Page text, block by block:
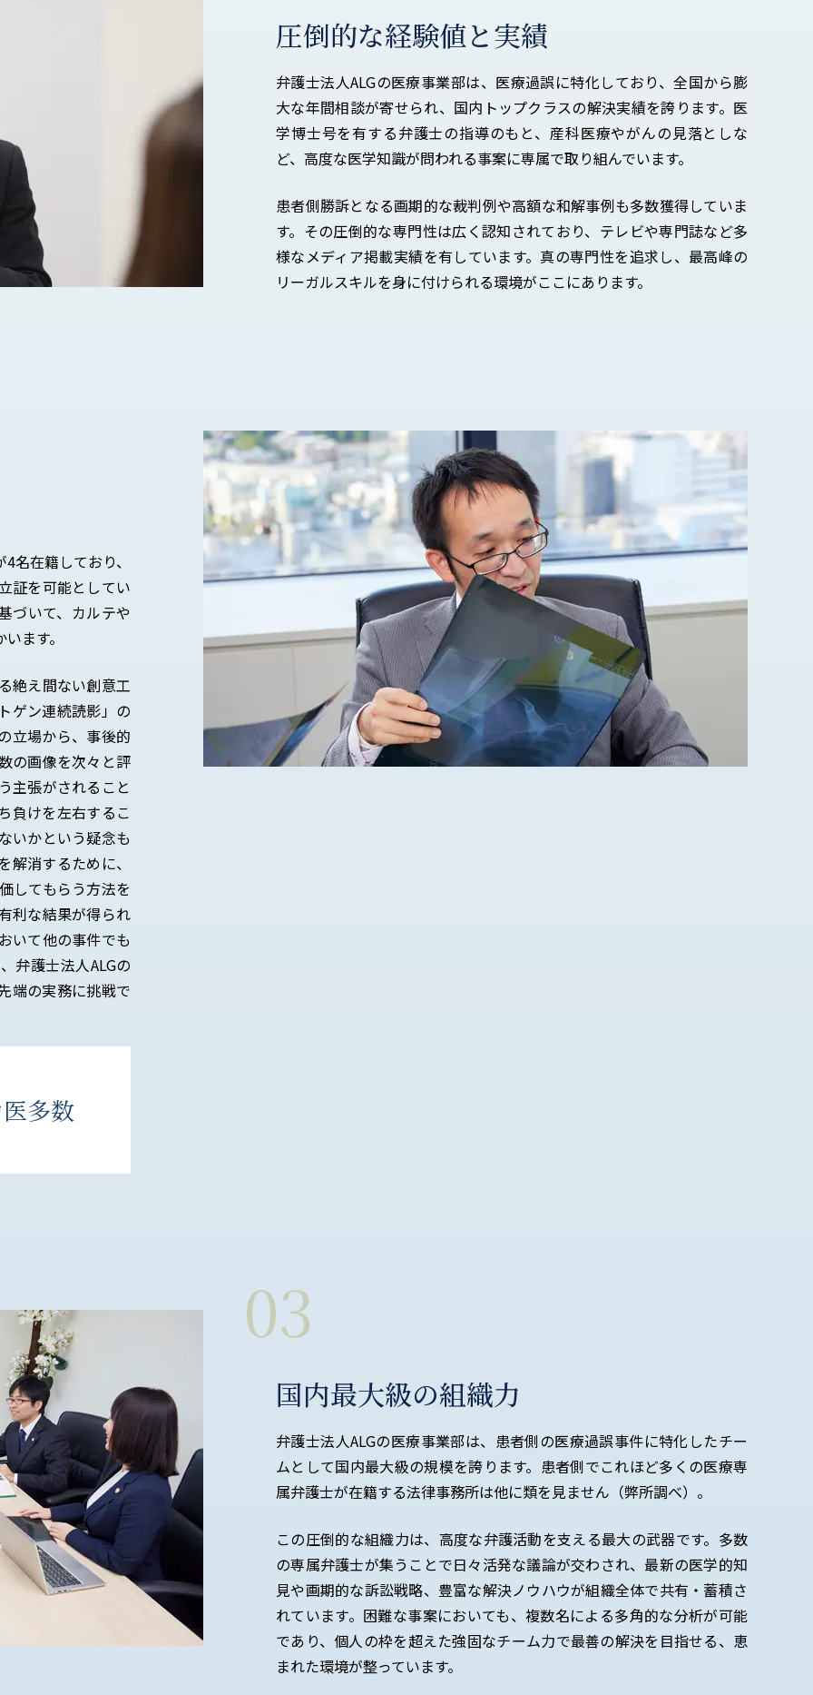
圧倒的な経験値と実績
弁護士法人ALGの医療事業部は、医療過誤に特化しており、全国から膨
大な年間相談が寄せられ、国内トップクラスの解決実績を誇ります。医
学博士号を有する弁護士の指導のもと、産科医療やがんの見落としな
ど、高度な医学知識が問われる事案に専属で取り組んでいます。
患者側勝訴となる画期的な裁判例や高額な和解事例も多数獲得していま
す。その圧倒的な専門性は広く認知されており、テレビや専門誌など多
様なメディア掲載実績を有しています。真の専門性を追求し、最高峰の
リーガルスキルを身に付けられる環境がここにあります。
名在籍しており、
証を可能としてい
づいて、カルテや
ます。
絶え間ない創意工
ゲン連続読影」の
立場から、事後的
の画像を次々と評
主張がされること
負けを左右するこ
いかという疑念も
消するために、
してもらう方法を
利な結果が得られ
いて他の事件でも
弁護士法人ALGの
端の実務に挑戦で
多数
03
国内最大級の組織力
弁護士法人ALGの医療事業部は、患者側の医療過誤事件に特化したチー
ムとして国内最大級の規模を誇ります。患者側でこれほど多くの医療専
属弁護士が在籍する法律事務所は他に類を見ません（弊所調べ）。
この圧倒的な組織力は、高度な弁護活動を支える最大の武器です。多数
の専属弁護士が集うことで日々活発な議論が交わされ、最新の医学的知
見や画期的な訴訟戦略、豊富な解決ノウハウが組織全体で共有・蓄積さ
れています。困難な事案においても、複数名による多角的な分析が可能
であり、個人の枠を超えた強固なチーム力で最善の解決を目指せる、恵
まれた環境が整っています。